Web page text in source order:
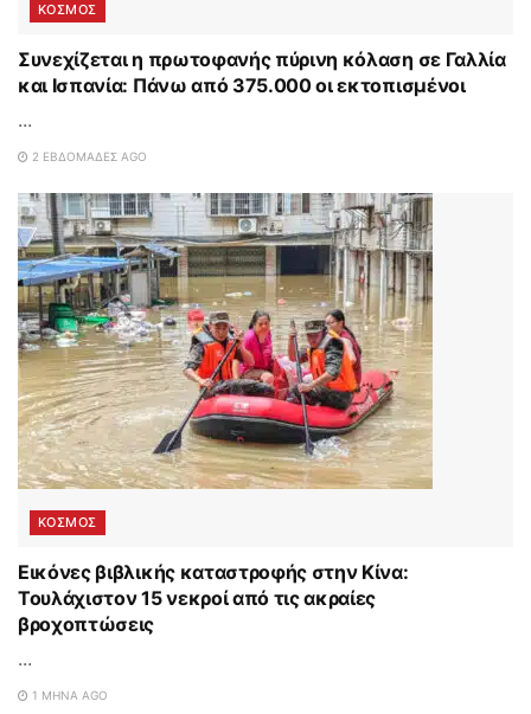
ΚΟΣΜΟΣ
Συνεχίζεται η πρωτοφανής πύρινη κόλαση σε Γαλλία
και Ισπανία: Πάνω από 375.000 οι εκτοπισμένοι
...
2 ΕΒΔΟΜΆΔΕΣ AGO
ΚΟΣΜΟΣ
Εικόνες βιβλικής καταστροφής στην Κίνα:
Τουλάχιστον 15 νεκροί από τις ακραίες
βροχοπτώσεις
...
1 ΜΉΝΑ AGO